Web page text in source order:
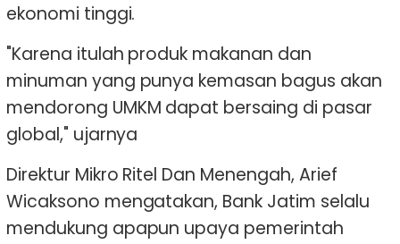
ekonomi tinggi.
"Karena itulah produk makanan dan
minuman yang punya kemasan bagus akan
mendorong UMKM dapat bersaing di pasar
global," ujarnya
Direktur Mikro Ritel Dan Menengah, Arief
Wicaksono mengatakan, Bank Jatim selalu
mendukung apapun upaya pemerintah